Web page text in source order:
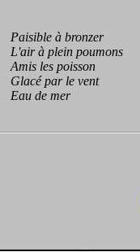
Paisible à bronzer
L'air à plein poumons
Amis les poisson
Glacé par le vent
Eau de mer